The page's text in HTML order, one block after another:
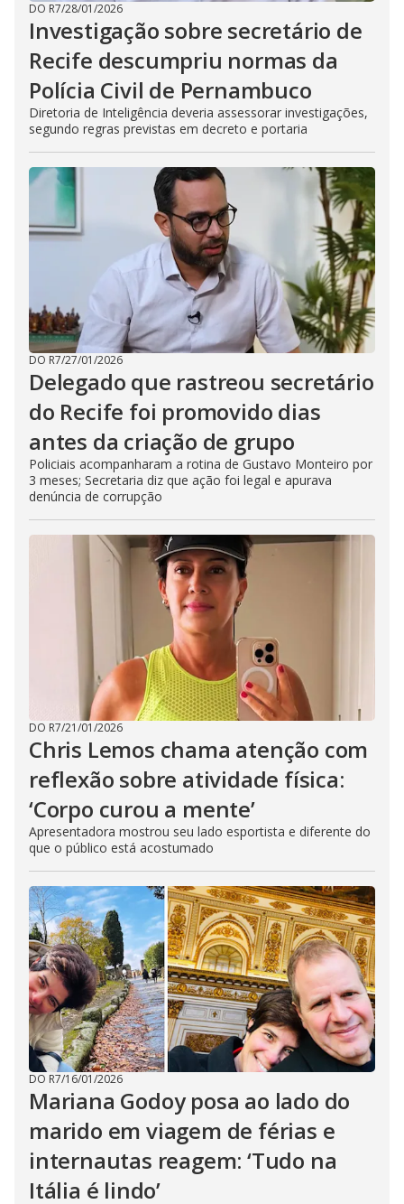
DO R7/28/01/2026
Investigação sobre secretário de
Recife descumpriu normas da
Polícia Civil de Pernambuco
Diretoria de Inteligência deveria assessorar investigações,
segundo regras previstas em decreto e portaria
DO R7/27/01/2026
Delegado que rastreou secretário
do Recife foi promovido dias
antes da criação de grupo
Policiais acompanharam a rotina de Gustavo Monteiro por
3 meses; Secretaria diz que ação foi legal e apurava
denúncia de corrupção
DO R7/21/01/2026
Chris Lemos chama atenção com
reflexão sobre atividade física:
‘Corpo curou a mente’
Apresentadora mostrou seu lado esportista e diferente do
que o público está acostumado
DO R7/16/01/2026
Mariana Godoy posa ao lado do
marido em viagem de férias e
internautas reagem: ‘Tudo na
Itália é lindo’